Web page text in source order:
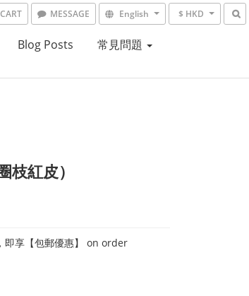
CART MESSAGE English $ HKD
Blog Posts 常見問題
枝紅皮）
即享【包郵優惠】 on order